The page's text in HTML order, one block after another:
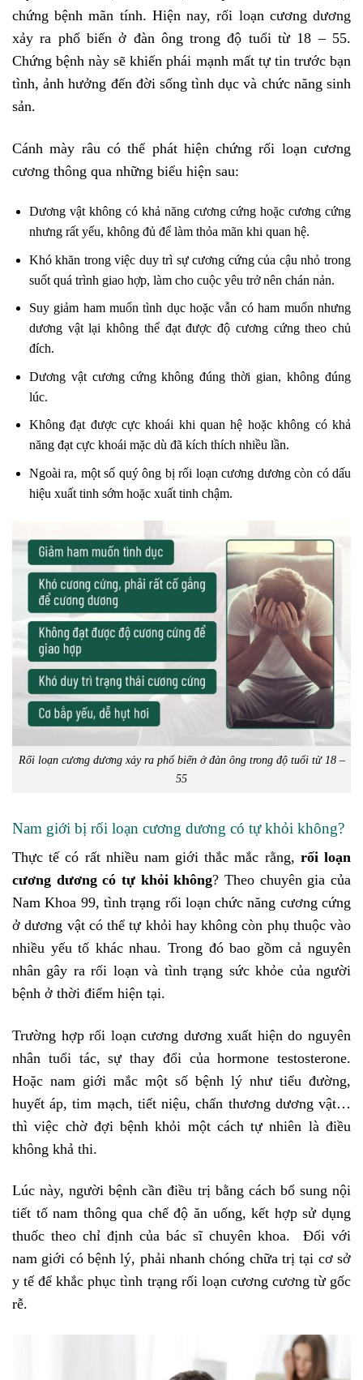
chứng bệnh mãn tính. Hiện nay, rối loạn cương dương
xảy ra phổ biến ở đàn ông trong độ tuổi từ 18 – 55.
Chứng bệnh này sẽ khiến phái mạnh mất tự tin trước bạn
tình, ảnh hưởng đến đời sống tình dục và chức năng sinh
sản.
Cánh mày râu có thể phát hiện chứng rối loạn cương
cương thông qua những biểu hiện sau:
Dương vật không có khả năng cương cứng hoặc cương cứng
nhưng rất yếu, không đủ để làm thỏa mãn khi quan hệ.
Khó khăn trong việc duy trì sự cương cứng của cậu nhỏ trong
suốt quá trình giao hợp, làm cho cuộc yêu trở nên chán nản.
Suy giảm ham muốn tình dục hoặc vẫn có ham muốn nhưng
dương vật lại không thể đạt được độ cương cứng theo chủ
đích.
Dương vật cương cứng không đúng thời gian, không đúng
lúc.
Không đạt được cực khoái khi quan hệ hoặc không có khả
năng đạt cực khoái mặc dù đã kích thích nhiều lần.
Ngoài ra, một số quý ông bị rối loạn cương dương còn có dấu
hiệu xuất tinh sớm hoặc xuất tinh chậm.
Rối loạn cương dương xảy ra phổ biến ở đàn ông trong độ tuổi từ 18 –
55
Nam giới bị rối loạn cương dương có tự khỏi không?
Thực tế có rất nhiều nam giới thắc mắc rằng, rối loạn
cương dương có tự khỏi không? Theo chuyên gia của
Nam Khoa 99, tình trạng rối loạn chức năng cương cứng
ở dương vật có thể tự khỏi hay không còn phụ thuộc vào
nhiều yếu tố khác nhau. Trong đó bao gồm cả nguyên
nhân gây ra rối loạn và tình trạng sức khỏe của người
bệnh ở thời điểm hiện tại.
Trường hợp rối loạn cương dương xuất hiện do nguyên
nhân tuổi tác, sự thay đổi của hormone testosterone.
Hoặc nam giới mắc một số bệnh lý như tiểu đường,
huyết áp, tim mạch, tiết niệu, chấn thương dương vật…
thì việc chờ đợi bệnh khỏi một cách tự nhiên là điều
không khả thi.
Lúc này, người bệnh cần điều trị bằng cách bổ sung nội
tiết tố nam thông qua chế độ ăn uống, kết hợp sử dụng
thuốc theo chỉ định của bác sĩ chuyên khoa. Đối với
nam giới có bệnh lý, phải nhanh chóng chữa trị tại cơ sở
y tế để khắc phục tình trạng rối loạn cương cương từ gốc
rễ.